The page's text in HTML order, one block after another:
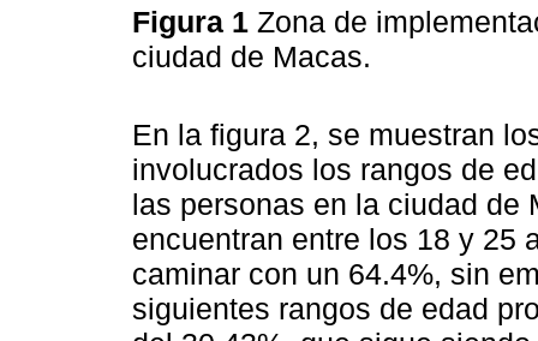
Figura 1 Zona de
ciudad de Macas.
En la figura 2, se muestran
involucrados los rangos de
las personas en la ciudad de
encuentran entre los 18 y 25
caminar con un 64.4%, sin
siguientes rangos de edad